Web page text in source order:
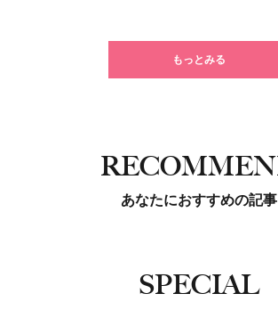
もっとみる
あなたにおすすめの記事
SPECIAL